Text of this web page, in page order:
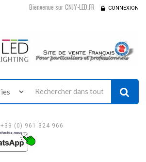
Bienvenue sur CNJY-LED.FR CONNEXION
+33 (0) 961 324 966